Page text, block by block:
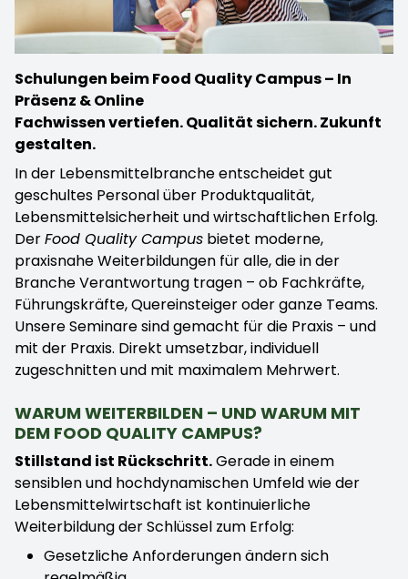
Schulungen beim Food Quality Campus – In
Präsenz & Online
Fachwissen vertiefen. Qualität sichern. Zukunft
gestalten.
In der Lebensmittelbranche entscheidet gut
geschultes Personal über Produktqualität,
Lebensmittelsicherheit und wirtschaftlichen Erfolg.
DerFood Quality Campus bietet moderne,
praxisnahe Weiterbildungen für alle, die in der
Branche Verantwortung tragen – ob Fachkräfte,
Führungskräfte, Quereinsteiger oder ganze Teams.
Unsere Seminare sind gemacht für die Praxis – und
mit der Praxis. Direkt umsetzbar, individuell
zugeschnitten und mit maximalem Mehrwert.
WARUM WEITERBILDEN – UND WARUM MIT
DEM FOOD QUALITY CAMPUS?
Stillstand ist Rückschritt.Gerade in einem
sensiblen und hochdynamischen Umfeld wie der
Lebensmittelwirtschaft ist kontinuierliche
Weiterbildung der Schlüssel zum Erfolg:
Gesetzliche Anforderungen ändern sich